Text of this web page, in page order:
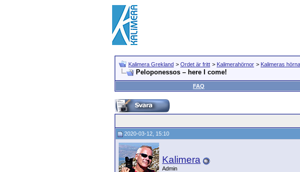
Kalimera Grekland > Ordet är fritt > Kalimerahörnor > Kalimeras hörna
Peloponessos – here I come!
FAQ
2020-03-12, 15:10
Kalimera
Admin